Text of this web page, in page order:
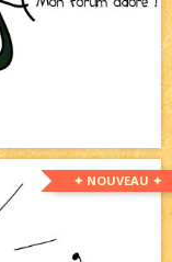
✦ NOUVEAU ✦